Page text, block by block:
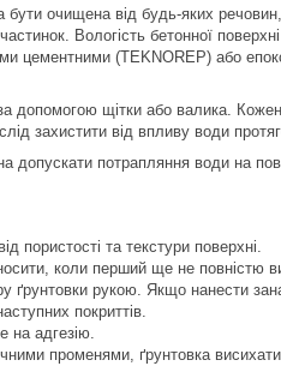
бути очищена від будь-яких
Вологість бетонної
цементними (TEKNOREP) або
допомогою щітки або валика.
захистити від впливу води
допускати потрапляння води на
пористості та текстури поверхні.
коли перший ще не повністю
ґрунтовки рукою. Якщо нанести
покриттів.
на адгезію.
променями, ґрунтовка